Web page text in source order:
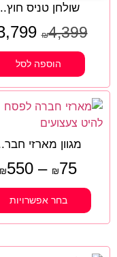
שולחן טניס
₪4,399
הוספה לסל
מגוון מארזי
₪75
–
₪550
בחר אפשרויות